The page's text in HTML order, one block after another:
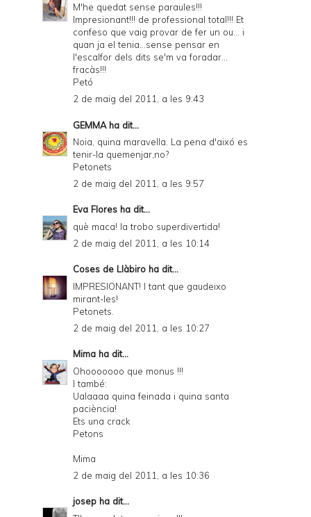
M'he quedat sense paraules!!!
Impresionant!!! de professional total!!! Et
confeso que vaig provar de fer un ou... i
quan ja el tenia...sense pensar en
l'escalfor dels dits se'm va foradar...
fracàs!!!
Petó
2 de maig del 2011, a les 9:43
GEMMAha dit...
Noia, quina maravella. La pena d'aixó es
tenir-la quemenjar,no?
Petonets
2 de maig del 2011, a les 9:57
Eva Flores ha dit...
què maca! la trobo superdivertida!
2 de maig del 2011, a les 10:14
Coses de Llàbiro ha dit...
IMPRESIONANT! I tant que gaudeixo
mirant-les!
Petonets.
2 de maig del 2011, a les 10:27
Mima ha dit...
Ohooooooo que monus !!!
I també:
Ualaaaa quina feinada i quina santa
paciència!
Ets una crack
Petons
Mima
2 de maig del 2011, a les 10:36
josep ha dit...